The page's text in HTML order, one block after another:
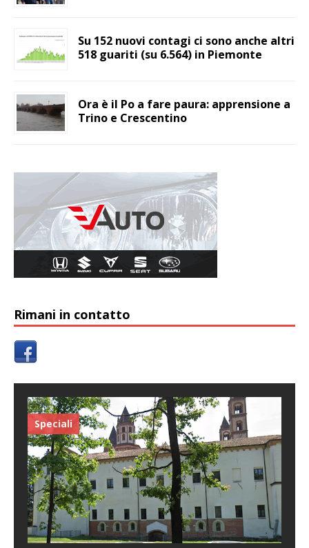
Su 152 nuovi contagi ci sono anche altri
518 guariti (su 6.564) in Piemonte
Ora è il Po a fare paura: apprensione a
Trino e Crescentino
Rimani in contatto
Speciali